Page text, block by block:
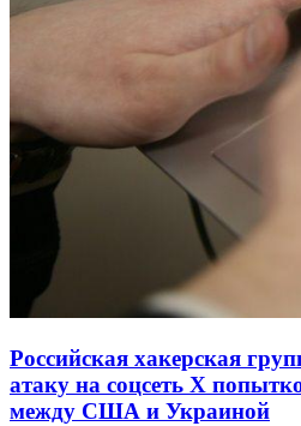
Российская хакерская
атаку на соцсеть Х
между США и Украиной